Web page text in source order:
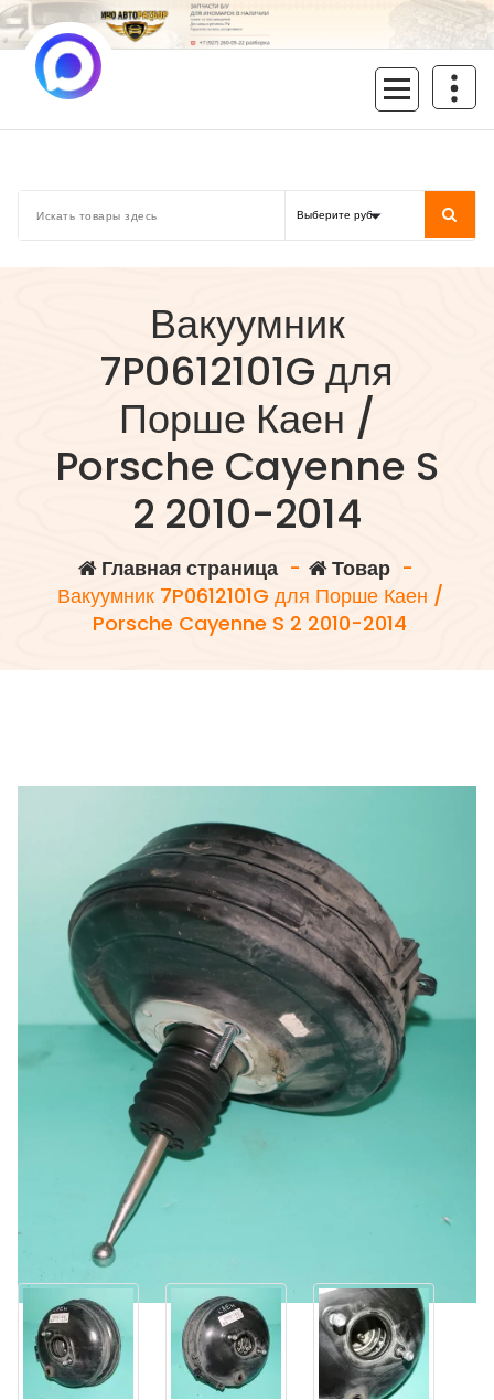
Перейти
к
содержимому
Вакуумник
7P0612101G для
Порше Каен /
Porsche Cayenne S
2 2010-2014
Главная страница- Товар-
Вакуумник 7P0612101G для Порше Каен /
Porsche Cayenne S 2 2010-2014